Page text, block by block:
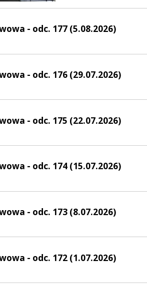
- odc. 177 (5.08.2026)
- odc. 176 (29.07.2026)
- odc. 175 (22.07.2026)
- odc. 174 (15.07.2026)
- odc. 173 (8.07.2026)
- odc. 172 (1.07.2026)